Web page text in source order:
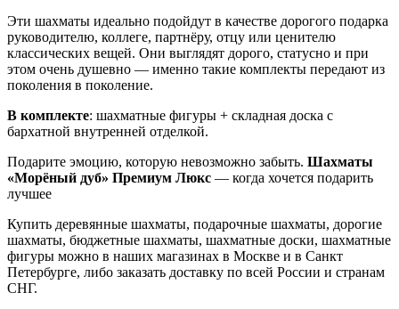
Эти шахматы идеально подойдут в качестве дорогого подарка
руководителю, коллеге, партнёру, отцу или ценителю
классических вещей. Они выглядят дорого, статусно и при
этом очень душевно — именно такие комплекты передают из
поколения в поколение.
В комплекте: шахматные фигуры + складная доска с
бархатной внутренней отделкой.
Подарите эмоцию, которую невозможно забыть. Шахматы
«Морёный дуб» Премиум Люкс — когда хочется подарить
лучшее
Купить деревянные шахматы, подарочные шахматы, дорогие
шахматы, бюджетные шахматы, шахматные доски, шахматные
фигуры можно в наших магазинах в Москве и в Санкт
Петербурге, либо заказать доставку по всей России и странам
СНГ.